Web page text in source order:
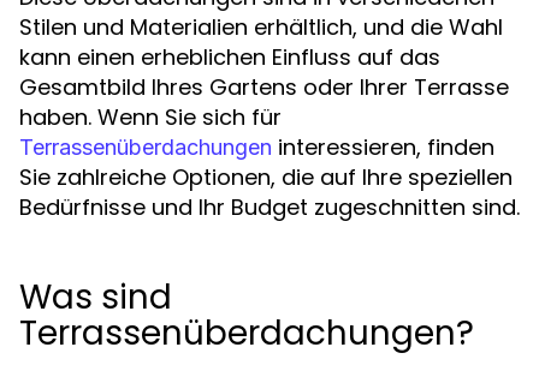
Stilen und Materialien erhältlich, und die Wahl
kann einen erheblichen Einfluss auf das
Gesamtbild Ihres Gartens oder Ihrer Terrasse
haben. Wenn Sie sich für
Terrassenüberdachungen interessieren, finden
Sie zahlreiche Optionen, die auf Ihre speziellen
Bedürfnisse und Ihr Budget zugeschnitten sind.
Was sind
Terrassenüberdachungen?